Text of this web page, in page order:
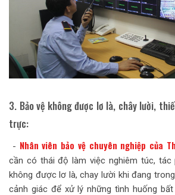
3. Bảo vệ không được lơ là, chây lười,
trực:
- Nhân viên bảo vệ chuyên nghiệp của
cần có thái độ làm việc nghiêm túc, tác
không được lơ là, chay lười khi đang
cảnh giác để xử lý những tình huống